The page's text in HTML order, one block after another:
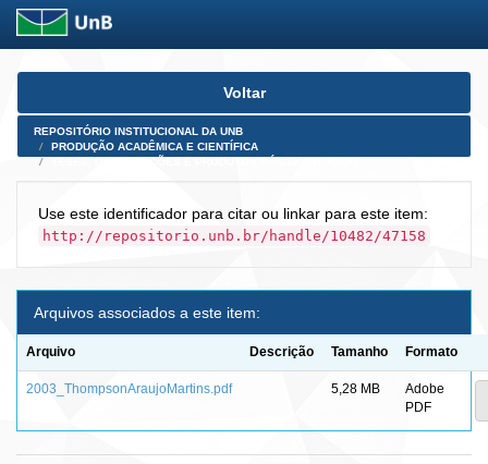
Skip
Voltar
REPOSITÓRIO INSTITUCIONAL DA UNB
PRODUÇÃO ACADÊMICA E CIENTÍFICA
Use este identificador para citar ou linkar para este item:
http://repositorio.unb.br/handle/10482/47158
Arquivos associados a este item:
Arquivo Descrição Tamanho Formato
2003_ThompsonAraujoMartins.pdf 5,28 MB
Adobe
PDF